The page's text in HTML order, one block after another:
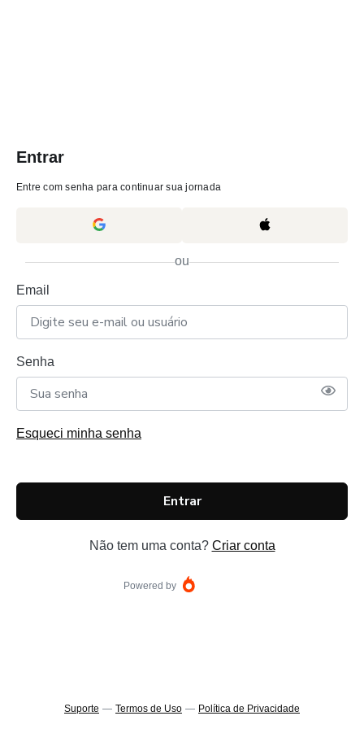
Entrar
Entre com senha para continuar sua jornada
ou
Email
Senha
Esqueci minha senha
Entrar
Não tem uma conta? Criar conta
Powered by
Suporte — Termos de Uso — Política de Privacidade